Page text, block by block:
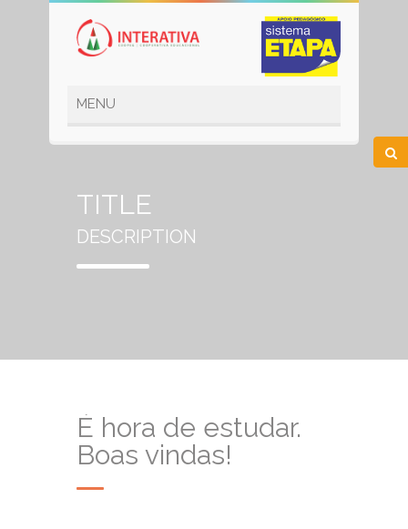
TITLE
DESCRIPTION
É hora de estudar.
Boas vindas!